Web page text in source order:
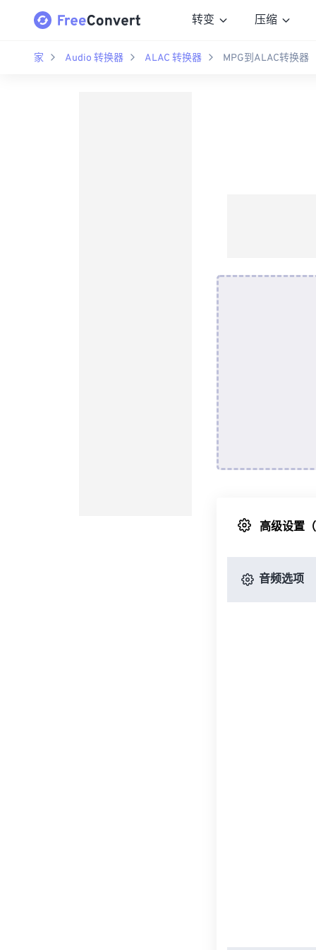
转变 压缩
家 Audio 转换器 ALAC 转换器 MPG到ALAC转换器
高级设置
音频选项